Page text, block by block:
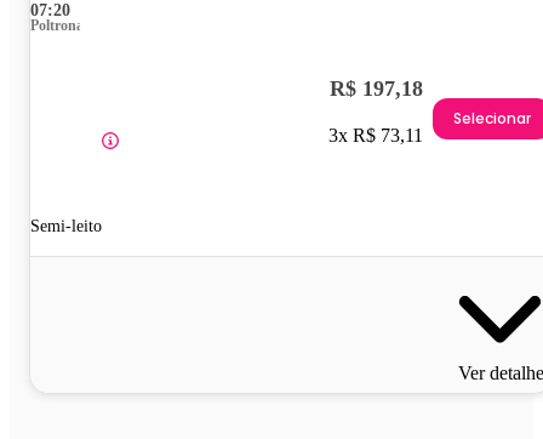
07:20
Poltrona
Semi-leito
R$ 197,18
3x R$ 73,11
Selecionar
Ver